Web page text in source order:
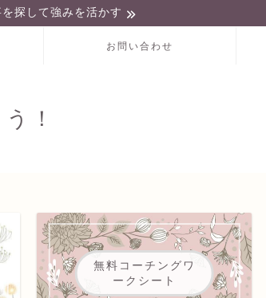
探して強みを活かす
お問い合わせ
！
無料コーチングワ
ークシート